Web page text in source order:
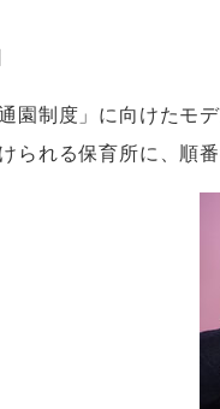
通園制度」に向けたモ
られる保育所に、順